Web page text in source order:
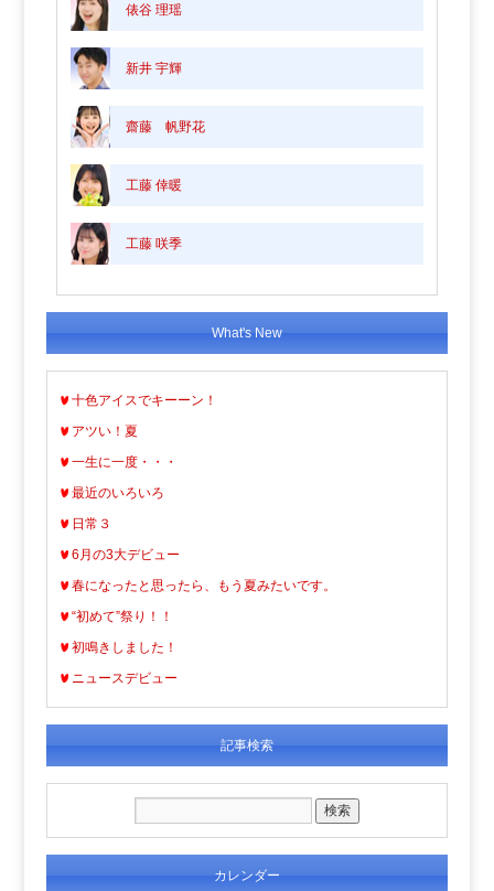
俵谷 理瑶
新井 宇輝
齋藤 帆野花
工藤 倖暖
工藤 咲季
What's New
十色アイスでキーーン！
アツい！夏
一生に一度・・・
最近のいろいろ
日常３
6月の3大デビュー
春になったと思ったら、もう夏みたいです。
“初めて”祭り！！
初鳴きしました！
ニュースデビュー
記事検索
カレンダー